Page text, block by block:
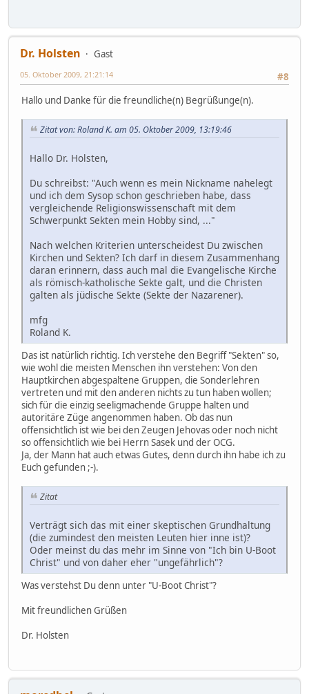
Dr. Holsten
Gast
#8
05. Oktober 2009, 21:21:14
Hallo und Danke für die freundliche(n) Begrüßunge(n).
Zitat von: Roland K. am 05. Oktober 2009, 13:19:46
Hallo Dr. Holsten,
Du schreibst: "Auch wenn es mein Nickname nahelegt
und ich dem Sysop schon geschrieben habe, dass
vergleichende Religionswissenschaft mit dem
Schwerpunkt Sekten mein Hobby sind, ..."
Nach welchen Kriterien unterscheidest Du zwischen
Kirchen und Sekten? Ich darf in diesem Zusammenhang
daran erinnern, dass auch mal die Evangelische Kirche
als römisch-katholische Sekte galt, und die Christen
galten als jüdische Sekte (Sekte der Nazarener).
mfg
Roland K.
Das ist natürlich richtig. Ich verstehe den Begriff "Sekten" so,
wie wohl die meisten Menschen ihn verstehen: Von den
Hauptkirchen abgespaltene Gruppen, die Sonderlehren
vertreten und mit den anderen nichts zu tun haben wollen;
sich für die einzig seeligmachende Gruppe halten und
autoritäre Züge angenommen haben. Ob das nun
offensichtlich ist wie bei den Zeugen Jehovas oder noch nicht
so offensichtlich wie bei Herrn Sasek und der OCG.
Ja, der Mann hat auch etwas Gutes, denn durch ihn habe ich zu
Euch gefunden ;-).
Zitat
Verträgt sich das mit einer skeptischen Grundhaltung
(die zumindest den meisten Leuten hier inne ist)?
Oder meinst du das mehr im Sinne von "Ich bin U-Boot
Christ" und von daher eher "ungefährlich"?
Was verstehst Du denn unter "U-Boot Christ"?
Mit freundlichen Grüßen
Dr. Holsten